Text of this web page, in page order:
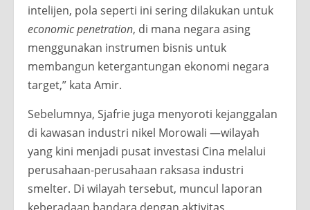
intelijen, pola seperti ini sering dilakukan untuk
economic penetration, di mana negara asing
menggunakan instrumen bisnis untuk
membangun ketergantungan ekonomi negara
target,” kata Amir.
Sebelumnya, Sjafrie juga menyoroti kejanggalan
di kawasan industri nikel Morowali —wilayah
yang kini menjadi pusat investasi Cina melalui
perusahaan-perusahaan raksasa industri
smelter. Di wilayah tersebut, muncul laporan